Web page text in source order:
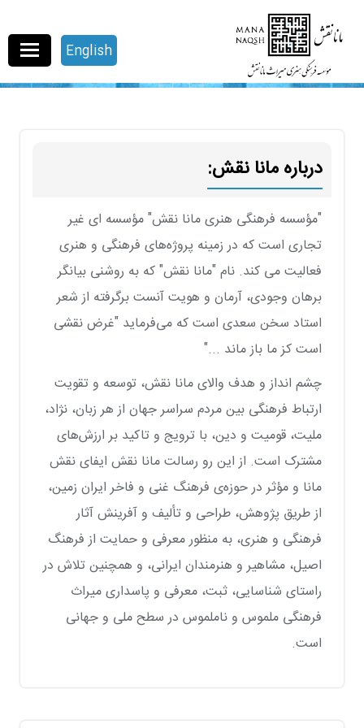
English
درباره مانا نقش:
"مؤسسه فرهنگی هنری مانا نقش" مؤسسه ای غیر
تجاری است که در زمینه پروژه‌های فرهنگی و هنری
فعالیت می کند. نام "مانا نقش" که به روشنی بیانگر
برهان وجودی، آرمان و هویت آنست برگرفته از شعر
استاد سخن سعدی است که می‌فرماید "غرض نقشی
است کز ما باز ماند ..."
چشم انداز و هدف والای مانا نقش، توسعه و تقویت
ارتباط فرهنگی بین مردم سراسر جهان از هر زبان، نژاد،
ملیت، قومیت و دین، با ترویج و تاکید بر ارزش‌های
مشترک است. از این رو رسالت مانا نقش ایفای نقش
مانا و مؤثر در حوزه‌ی فرهنگ غنی و فاخر ایران زمین،
از طریق پژوهش، طراحی و تألیف و آفرینش آثار
فرهنگی و هنری، به منظور معرفی و حمایت از فرهنگ
اصیل، مشاهیر و هنرمندان ایرانی، و همچنین تلاش در
راستای شناسایی، ثبت، معرفی و پاسداری میراث
فرهنگی ملموس و ناملموس در سطح ملی و جهانی
است.